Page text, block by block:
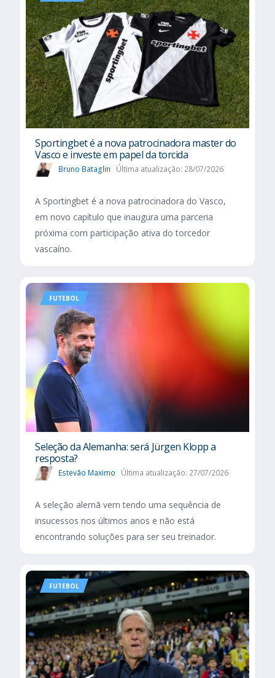
Sportingbet é a nova patrocinadora master do
Vasco e investe em papel da torcida
Bruno Bataglin Última atualização: 28/07/2026
A Sportingbet é a nova patrocinadora do Vasco,
em novo capítulo que inaugura uma parceria
próxima com participação ativa do torcedor
vascaíno.
FUTEBOL
Seleção da Alemanha: será Jürgen Klopp a
resposta?
Estevão Maximo Última atualização: 27/07/2026
A seleção alemã vem tendo uma sequência de
insucessos nos últimos anos e não está
encontrando soluções para ser seu treinador.
FUTEBOL